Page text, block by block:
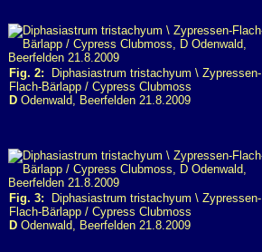
Fig. 2: Diphasiastrum tristachyum \ Zypressen-
Flach-Bärlapp / Cypress Clubmoss
D Odenwald, Beerfelden 21.8.2009
Fig. 3: Diphasiastrum tristachyum \ Zypressen-
Flach-Bärlapp / Cypress Clubmoss
D Odenwald, Beerfelden 21.8.2009